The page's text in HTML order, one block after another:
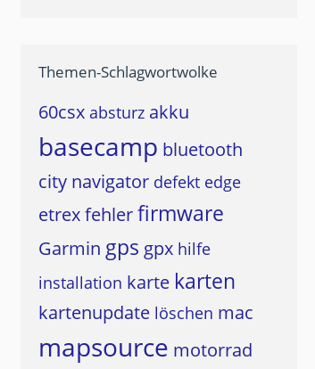
Themen-Schlagwortwolke
60csx absturz akku
basecamp bluetooth
city navigator defekt edge
etrexfehlerfirmware
Garmin gps gpx hilfe
installation karte karten
kartenupdate löschen mac
mapsource motorrad